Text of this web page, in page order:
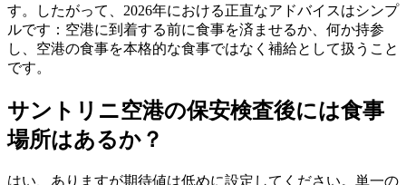
す。したがって、2026年における正直なアドバイスはシンプ
ルです：空港に到着する前に食事を済ませるか、何か持参
し、空港の食事を本格的な食事ではなく補給として扱うこと
です。
サントリニ空港の保安検査後には食事
場所はあるか？
はい、ありますが期待値は低めに設定してください。単一の